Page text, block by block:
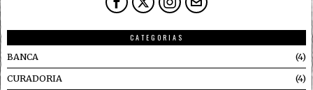
CATEGORIAS
BANCA
4
CURADORIA 4